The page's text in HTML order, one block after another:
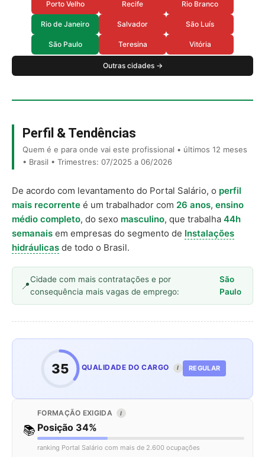
Porto Velho Recife Rio Branco
Rio de Janeiro Salvador São Luís
São Paulo Teresina Vitória
Outras cidades →
Perfil & Tendências
Quem é e para onde vai este profissional • últimos 12 meses
• Brasil • Trimestres: 07/2025 a 06/2026
De acordo com levantamento do Portal Salário, o perfil
mais recorrente é um trabalhador com 26 anos, ensino
médio completo, do sexo masculino, que trabalha 44h
semanais em empresas do segmento de Instalações
hidráulicas de todo o Brasil.
Cidade com mais contratações e por
consequência mais vagas de emprego:
São
Paulo
35 QUALIDADE DO CARGO I REGULAR
📚
FORMAÇÃO EXIGIDA I
Posição 34%
ranking Portal Salário com mais de 2.600 ocupações